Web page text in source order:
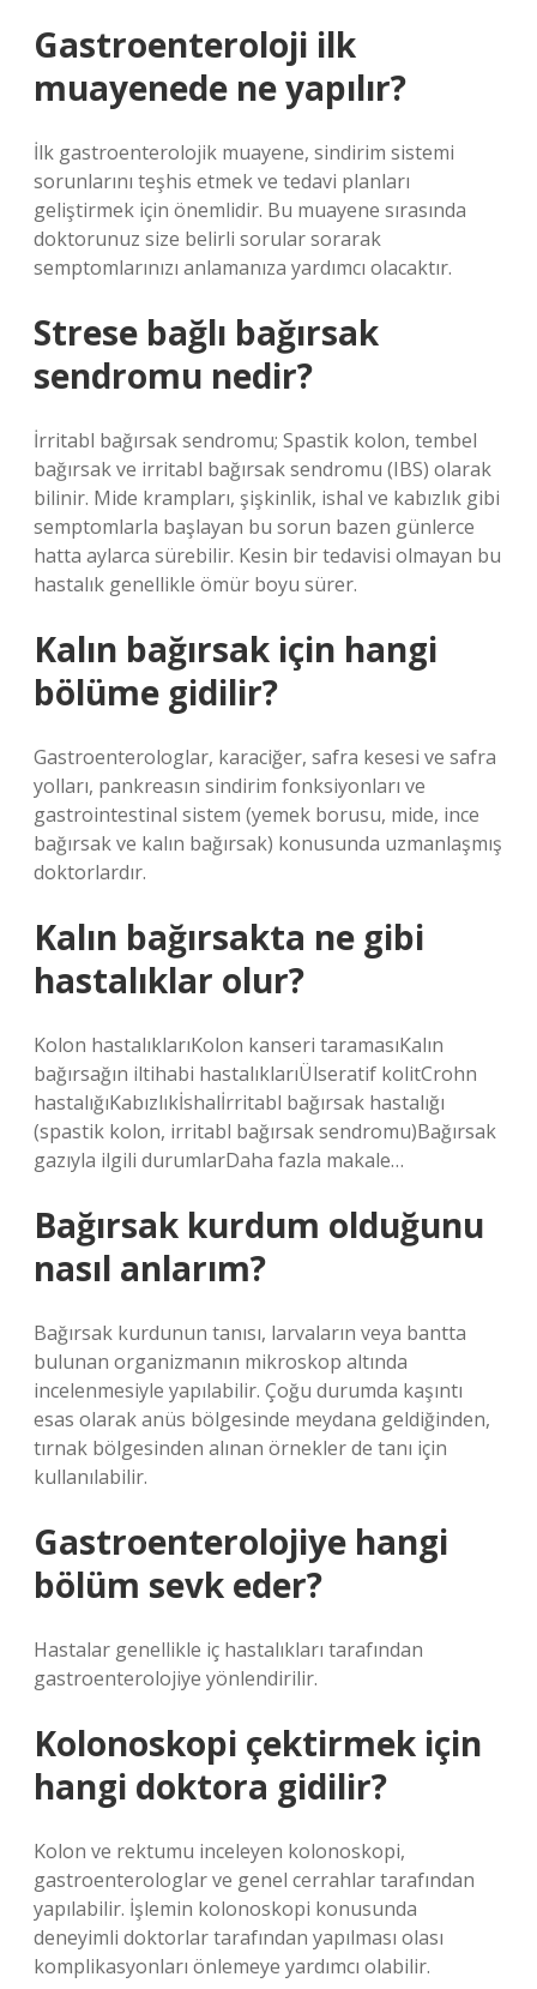
Gastroenteroloji ilk
muayenede ne yapılır?
İlk gastroenterolojik muayene, sindirim sistemi
sorunlarını teşhis etmek ve tedavi planları
geliştirmek için önemlidir. Bu muayene sırasında
doktorunuz size belirli sorular sorarak
semptomlarınızı anlamanıza yardımcı olacaktır.
Strese bağlı bağırsak
sendromu nedir?
İrritabl bağırsak sendromu; Spastik kolon, tembel
bağırsak ve irritabl bağırsak sendromu (IBS) olarak
bilinir. Mide krampları, şişkinlik, ishal ve kabızlık gibi
semptomlarla başlayan bu sorun bazen günlerce
hatta aylarca sürebilir. Kesin bir tedavisi olmayan bu
hastalık genellikle ömür boyu sürer.
Kalın bağırsak için hangi
bölüme gidilir?
Gastroenterologlar, karaciğer, safra kesesi ve safra
yolları, pankreasın sindirim fonksiyonları ve
gastrointestinal sistem (yemek borusu, mide, ince
bağırsak ve kalın bağırsak) konusunda uzmanlaşmış
doktorlardır.
Kalın bağırsakta ne gibi
hastalıklar olur?
Kolon hastalıklarıKolon kanseri taramasıKalın
bağırsağın iltihabi hastalıklarıÜlseratif kolitCrohn
hastalığıKabızlıkİshalİrritabl bağırsak hastalığı
(spastik kolon, irritabl bağırsak sendromu)Bağırsak
gazıyla ilgili durumlarDaha fazla makale…
Bağırsak kurdum olduğunu
nasıl anlarım?
Bağırsak kurdunun tanısı, larvaların veya bantta
bulunan organizmanın mikroskop altında
incelenmesiyle yapılabilir. Çoğu durumda kaşıntı
esas olarak anüs bölgesinde meydana geldiğinden,
tırnak bölgesinden alınan örnekler de tanı için
kullanılabilir.
Gastroenterolojiye hangi
bölüm sevk eder?
Hastalar genellikle iç hastalıkları tarafından
gastroenterolojiye yönlendirilir.
Kolonoskopi çektirmek için
hangi doktora gidilir?
Kolon ve rektumu inceleyen kolonoskopi,
gastroenterologlar ve genel cerrahlar tarafından
yapılabilir. İşlemin kolonoskopi konusunda
deneyimli doktorlar tarafından yapılması olası
komplikasyonları önlemeye yardımcı olabilir.